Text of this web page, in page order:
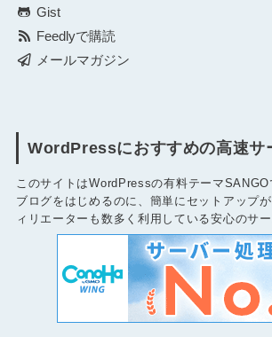
Gist
Feedlyで購読
メールマガジン
WordPressにおすすめの高速サ
このサイトはWordPressの有料テーマSANGO
ブログをはじめるのに、簡単にセットアップ
ィリエーターも数多く利用している安心のサー